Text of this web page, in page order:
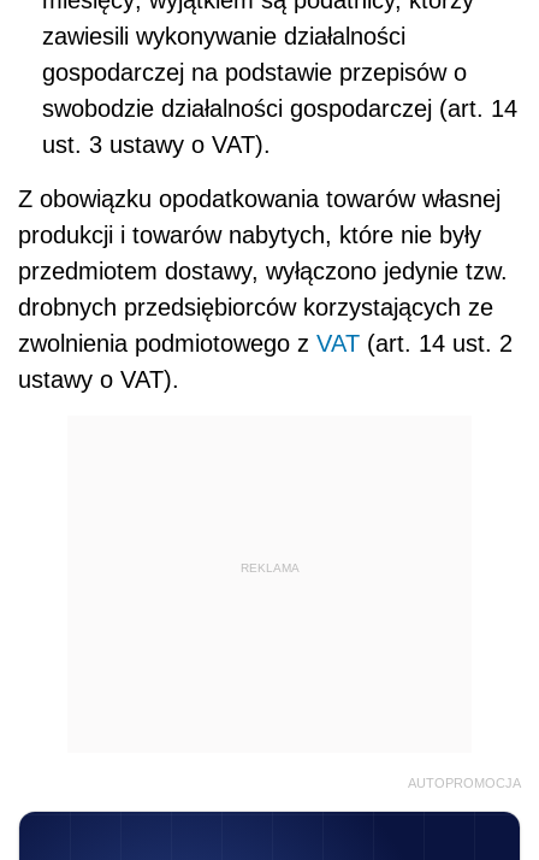
zawiesili wykonywanie działalności
gospodarczej na podstawie przepisów o
swobodzie działalności gospodarczej (art. 14
ust. 3 ustawy o VAT).
Z obowiązku opodatkowania towarów własnej
produkcji i towarów nabytych, które nie były
przedmiotem dostawy, wyłączono jedynie tzw.
drobnych przedsiębiorców korzystających ze
zwolnienia podmiotowego z VAT (art. 14 ust. 2
ustawy o VAT).
REKLAMA
AUTOPROMOCJA